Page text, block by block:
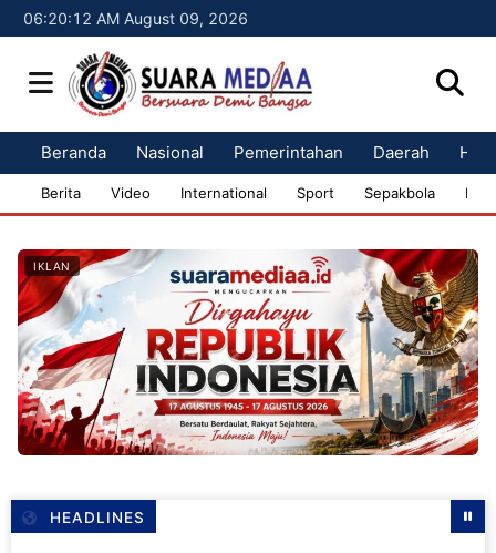
06:20:13 AM August 09, 2026
Beranda Nasional Pemerintahan Daerah
Berita Video International Sport Sepakbola
IKLAN
HEADLINES